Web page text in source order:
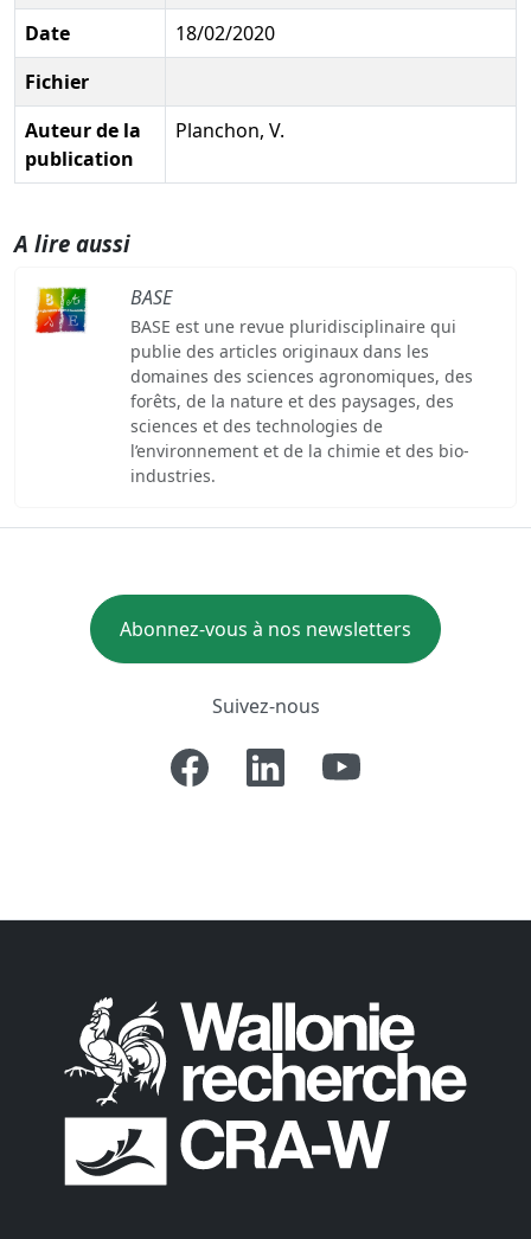
Date
18/02/2020
Fichier
Auteur de la
publication
Planchon, V.
A lire aussi
BASE
BASE est une revue pluridisciplinaire qui
publie des articles originaux dans les
domaines des sciences agronomiques, des
forêts, de la nature et des paysages, des
sciences et des technologies de
l’environnement et de la chimie et des bio-
industries.
Abonnez-vous à nos newsletters
Suivez-nous